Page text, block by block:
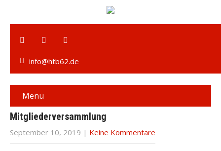
info@htb62.de
Menu
Mitgliederversammlung
September 10, 2019 | Keine Kommentare